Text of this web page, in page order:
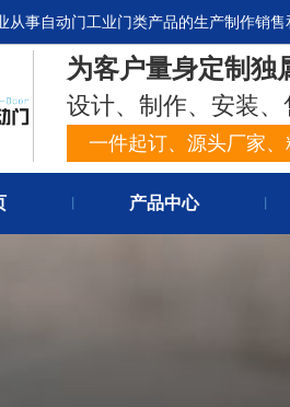
事自动门工业门类产品的生产制作销售
为客户量身定制独
设计、制作、安装
一件起订、源头厂家
产品中心